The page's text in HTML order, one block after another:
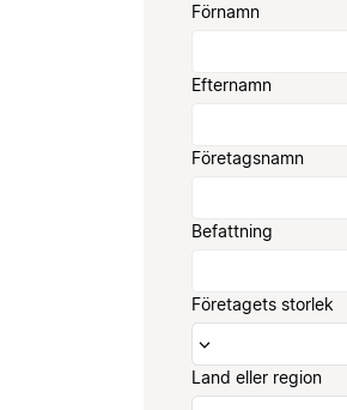
Förnamn
Efternamn
Företagsnamn
Befattning
Företagets storlek
Land eller region